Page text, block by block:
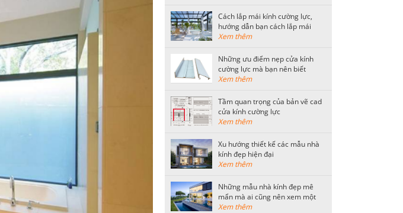
Cách lắp mái kính cường lực,
hướng dẫn bạn cách lắp mái
kính an toàn
Xem thêm
Những ưu điểm nẹp cửa kính
cường lực mà bạn nên biết
Xem thêm
Tầm quan trọng của bản vẽ cad
cửa kính cường lực
Xem thêm
Xu hướng thiết kế các mẫu nhà
kính đẹp hiện đại
Xem thêm
Những mẫu nhà kính đẹp mê
mẩn mà ai cũng nên xem một
lần
Xem thêm